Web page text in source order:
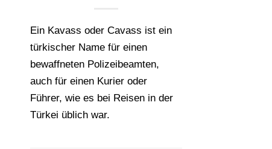
Ein Kavass oder Cavass ist ein
türkischer Name für einen
bewaffneten Polizeibeamten,
auch für einen Kurier oder
Führer, wie es bei Reisen in der
Türkei üblich war.